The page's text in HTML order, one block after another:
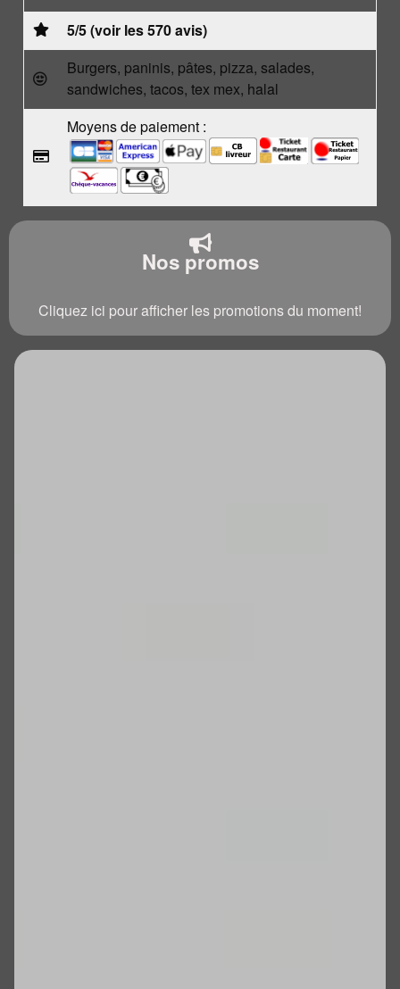
5/5 (voir les 570 avis)
Burgers, paninis, pâtes, pizza, salades,
sandwiches, tacos, tex mex, halal
Moyens de paiement :
Nos promos
Cliquez ici pour afficher les promotions du moment!